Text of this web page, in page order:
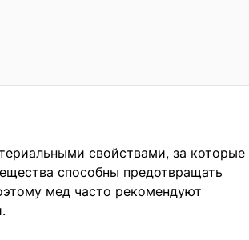
свойствами, за которые
способны предотвращать
мед часто рекомендуют